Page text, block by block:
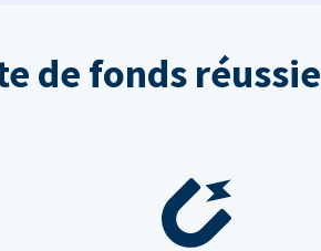
de fonds réussie